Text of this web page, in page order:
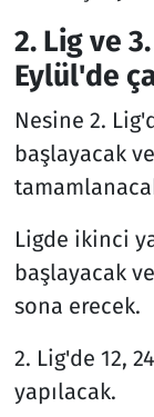
2. Lig ve
Eylül'de
Nesine 2.
başlayacak
Ligde ikinci
başlayacak
sona erecek.
2. Lig'de 12,
yapılacak.